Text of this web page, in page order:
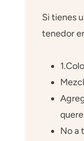
Si tienes
tenedor
No a